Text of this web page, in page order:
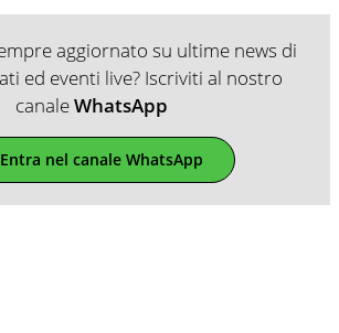
aggiornato su ultime news di
ed eventi live? Iscriviti al nostro
canaleWhatsApp
Entra nel canale WhatsApp